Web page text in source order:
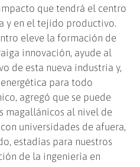
que tendrá el centro
y en el tejido productivo.
eleve la formación de
innovación, ayude al
de esta nueva industria y,
para todo
agregó que se puede
magallánicos al nivel de
universidades de afuera,
estadías para nuestros
de la ingeniería en